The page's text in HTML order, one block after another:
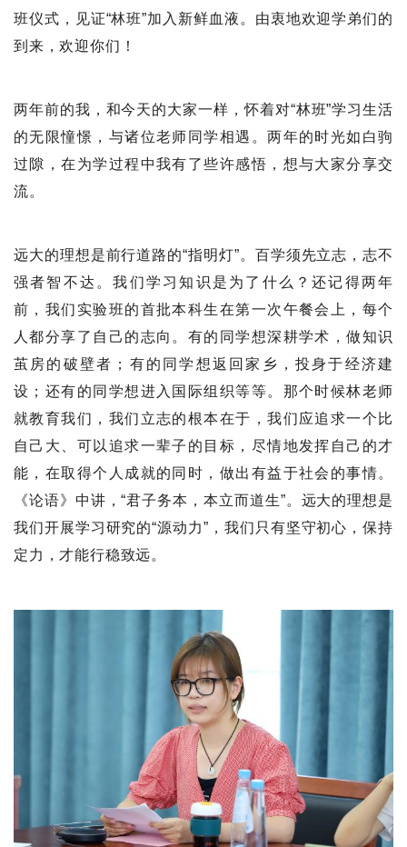
班仪式，见证“林班”加入新鲜血液。由衷地欢迎学弟们的
到来，欢迎你们！
两年前的我，和今天的大家一样，怀着对“林班”学习生活
的无限憧憬，与诸位老师同学相遇。两年的时光如白驹
过隙，在为学过程中我有了些许感悟，想与大家分享交
流。
远大的理想是前行道路的“指明灯”。百学须先立志，志不
强者智不达。我们学习知识是为了什么？还记得两年
前，我们实验班的首批本科生在第一次午餐会上，每个
人都分享了自己的志向。有的同学想深耕学术，做知识
茧房的破壁者；有的同学想返回家乡，投身于经济建
设；还有的同学想进入国际组织等等。那个时候林老师
就教育我们，我们立志的根本在于，我们应追求一个比
自己大、可以追求一辈子的目标，尽情地发挥自己的才
能，在取得个人成就的同时，做出有益于社会的事情。
《论语》中讲，“君子务本，本立而道生”。远大的理想是
我们开展学习研究的“源动力”，我们只有坚守初心，保持
定力，才能行稳致远。